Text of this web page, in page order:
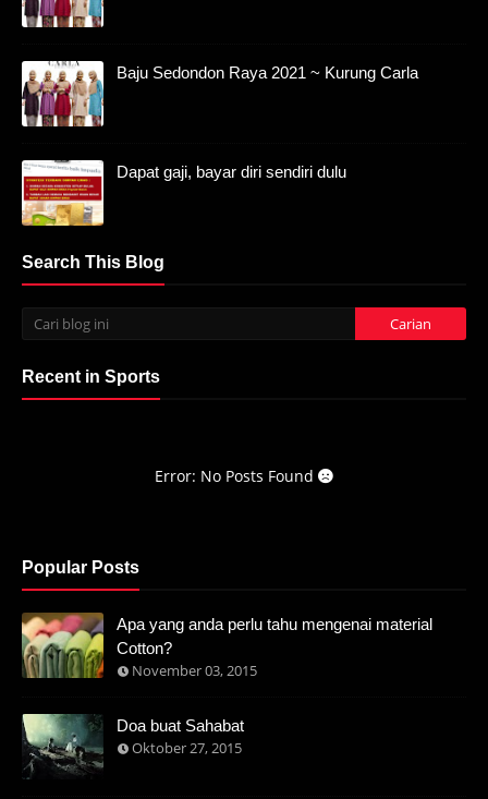
Baju Sedondon Raya 2021 ~ Kurung Carla
Dapat gaji, bayar diri sendiri dulu
Search This Blog
Recent in Sports
Error: No Posts Found
Popular Posts
Apa yang anda perlu tahu mengenai material
Cotton?
November 03, 2015
Doa buat Sahabat
Oktober 27, 2015